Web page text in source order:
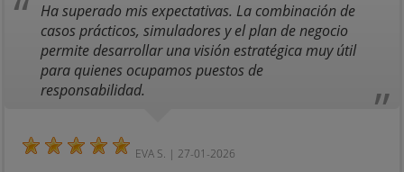
Ha superado mis expectativas. La combinación de
casos prácticos, simuladores y el plan de negocio
permite desarrollar una visión estratégica muy útil
para quienes ocupamos puestos de
responsabilidad.
EVA S. | 27-01-2026